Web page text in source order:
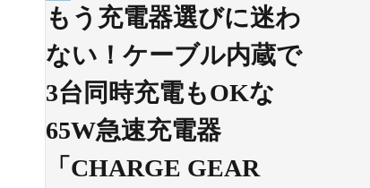
もう充電器選びに迷わ
ない！ケーブル内蔵で
3台同時充電もOKな
65W急速充電器
「CHARGE GEAR